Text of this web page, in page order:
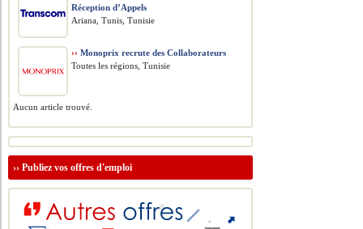
Réception d’Appels
Ariana, Tunis, Tunisie
›› Monoprix recrute des Collaborateurs
Toutes les régions, Tunisie
Aucun article trouvé.
››Publiez vos offres d'emploi